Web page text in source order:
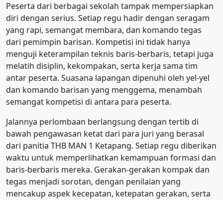
Peserta dari berbagai sekolah tampak mempersiapkan
diri dengan serius. Setiap regu hadir dengan seragam
yang rapi, semangat membara, dan komando tegas
dari pemimpin barisan. Kompetisi ini tidak hanya
menguji keterampilan teknis baris-berbaris, tetapi juga
melatih disiplin, kekompakan, serta kerja sama tim
antar peserta. Suasana lapangan dipenuhi oleh yel-yel
dan komando barisan yang menggema, menambah
semangat kompetisi di antara para peserta.
Jalannya perlombaan berlangsung dengan tertib di
bawah pengawasan ketat dari para juri yang berasal
dari panitia THB MAN 1 Ketapang. Setiap regu diberikan
waktu untuk memperlihatkan kemampuan formasi dan
baris-berbaris mereka. Gerakan-gerakan kompak dan
tegas menjadi sorotan, dengan penilaian yang
mencakup aspek kecepatan, ketepatan gerakan, serta